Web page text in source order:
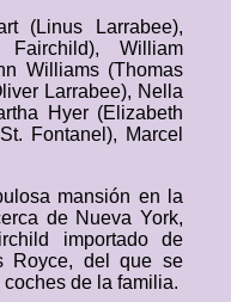
(Linus Larrabee),
William
Williams (Thomas
Larrabee), Nella
Hyer (Elizabeth
Fontanel), Marcel
mansión en la
de Nueva York,
importado de
Royce, del que se
de la familia.